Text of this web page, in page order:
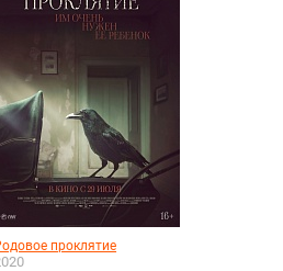
проклятие